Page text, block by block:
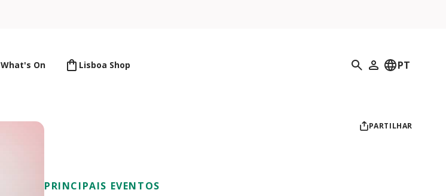
What's On Lisboa Shop Pesquisar
O meu perfil
PT
PARTILHAR
PRINCIPAIS EVENTOS